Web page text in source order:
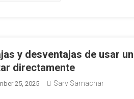
y desventajas de usar
directamente
25, 2025 Sarv Samachar